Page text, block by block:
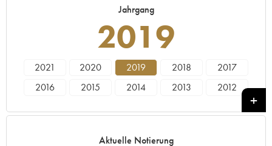
Jahrgang
2019
2021 2020 2019 2018
2017
2016
2015 2014 2013
2012
Aktuelle Notierung